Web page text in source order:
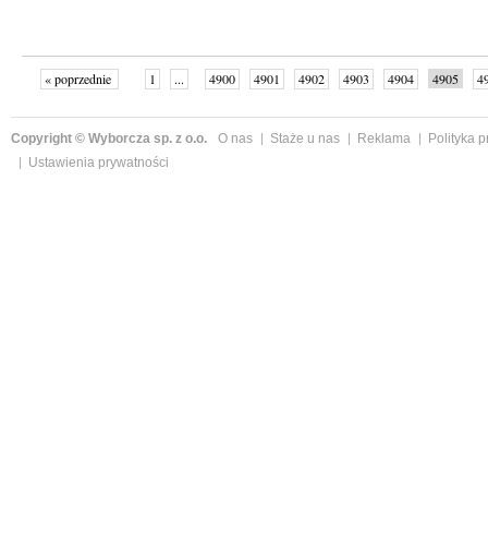
« poprzednie 1 ... 4900 4901 4902 4903 4904 4905
Copyright © Wyborcza sp. z o.o. O nas Staże u nas Reklama
Polityka
Ustawienia prywatności